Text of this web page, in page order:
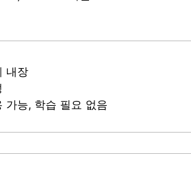
내장
가능, 학습 필요 없음